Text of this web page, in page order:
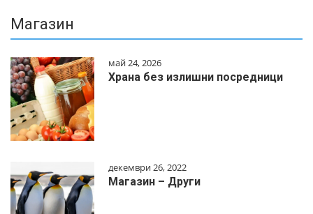
Магазин
май 24, 2026
Храна без излишни посредници
декември 26, 2022
Магазин – Други